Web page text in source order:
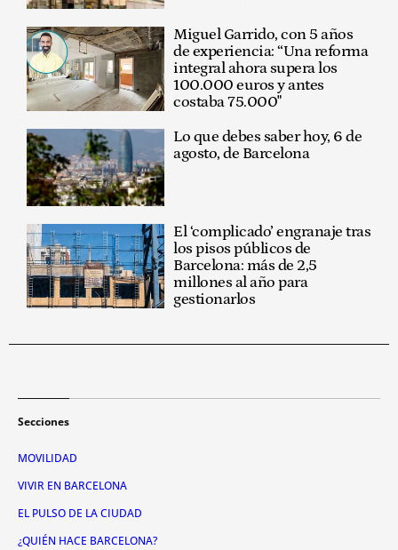
Miguel Garrido, con 5 años
de experiencia: “Una reforma
integral ahora supera los
100.000 euros y antes
costaba 75.000"
Lo que debes saber hoy, 6 de
agosto, de Barcelona
El ‘complicado’ engranaje tras
los pisos públicos de
Barcelona: más de 2,5
millones al año para
gestionarlos
Secciones
MOVILIDAD
VIVIR EN BARCELONA
EL PULSO DE LA CIUDAD
¿QUIÉN HACE BARCELONA?